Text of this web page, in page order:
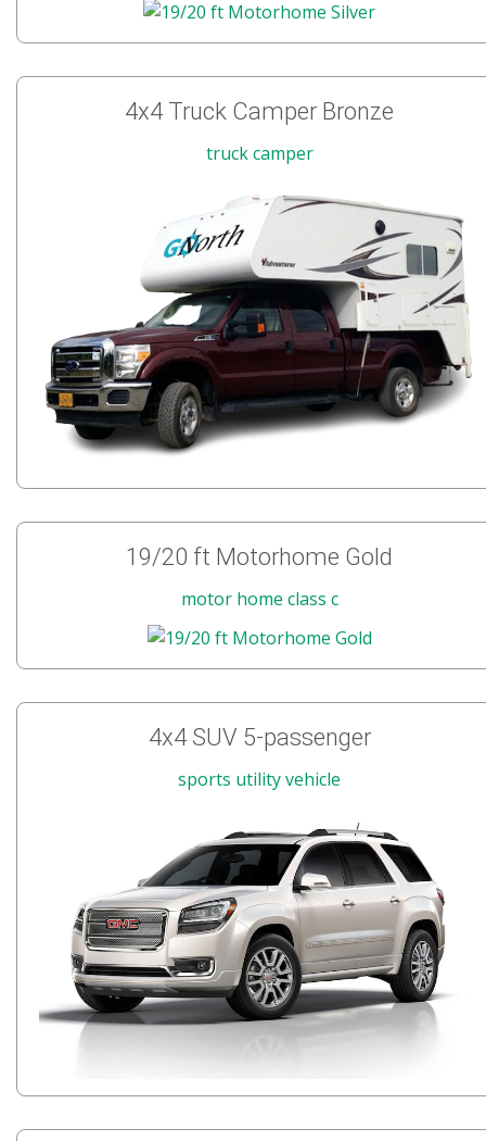
4x4 Truck Camper Bronze
truck camper
19/20 ft Motorhome Gold
motor home class c
4x4 SUV 5-passenger
sports utility vehicle